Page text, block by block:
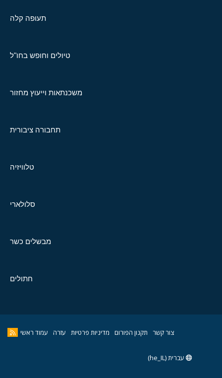
תעופה קלה
טיולים וחופש בחו"ל
משכנתאות וייעוץ מחזור
תחבורה ציבורית
טלוויזיה
סלולארי
מבשלים כשר
חתולים
צור קשר תקנון הפורום מדיניות פרטיות עזרה עמוד ראשי
עברית (he_IL)